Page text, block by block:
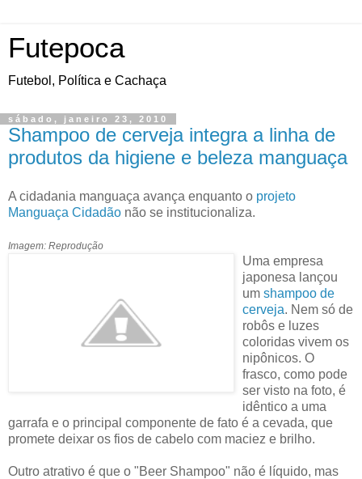
Futepoca
Futebol, Política e Cachaça
sábado, janeiro 23, 2010
Shampoo de cerveja integra a linha de
produtos da higiene e beleza manguaça
A cidadania manguaça avança enquanto o projeto
Manguaça Cidadão não se institucionaliza.
Imagem: Reprodução
Uma empresa
japonesa lançou
um shampoo de
cerveja. Nem só de
robôs e luzes
coloridas vivem os
nipônicos. O
frasco, como pode
ser visto na foto, é
idêntico a uma
garrafa e o principal componente de fato é a cevada, que
promete deixar os fios de cabelo com maciez e brilho.
Outro atrativo é que o "Beer Shampoo" não é líquido, mas